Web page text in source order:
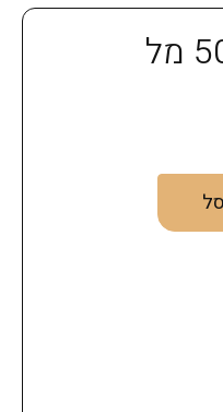
שמפו לשיער 500 מל